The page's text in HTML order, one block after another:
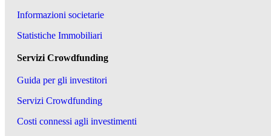
Informazioni societarie
Statistiche Immobiliari
Servizi Crowdfunding
Guida per gli investitori
Servizi Crowdfunding
Costi connessi agli investimenti